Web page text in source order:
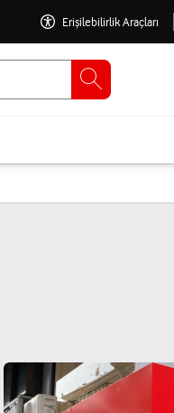
Erişilebilirlik Araçları